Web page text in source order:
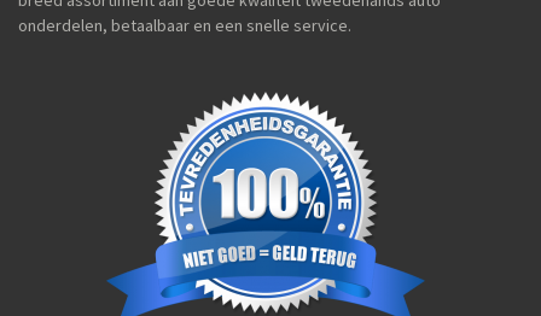
onderdelen, betaalbaar en een snelle service.